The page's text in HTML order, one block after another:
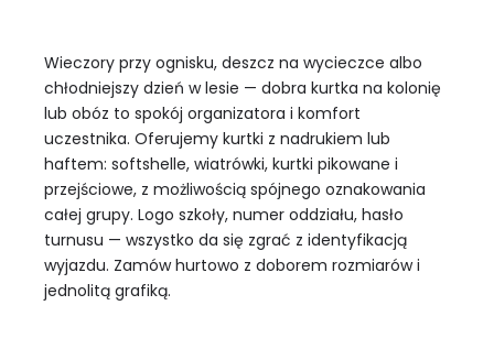
Wieczory przy ognisku, deszcz na wycieczce albo
chłodniejszy dzień w lesie — dobra kurtka na kolonię
lub obóz to spokój organizatora i komfort
uczestnika. Oferujemy kurtki z nadrukiem lub
haftem: softshelle, wiatrówki, kurtki pikowane i
przejściowe, z możliwością spójnego oznakowania
całej grupy. Logo szkoły, numer oddziału, hasło
turnusu — wszystko da się zgrać z identyfikacją
wyjazdu. Zamów hurtowo z doborem rozmiarów i
jednolitą grafiką.